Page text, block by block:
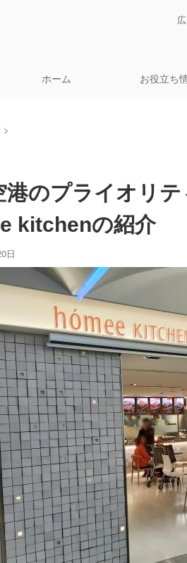
ホーム お役立ち
>
港のプライオリ
kitchenの紹介
日